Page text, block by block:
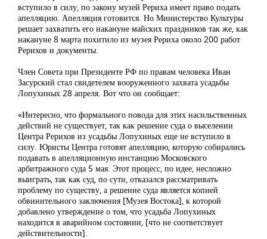
вступило в силу, по закону музей Рериха имеет право подать
апелляцию. Апелляция готовится. Но Министерство Культуры
решает захватить его накануне майских праздников так же, как
накануне 8 марта похитило из музея Рериха около 200 работ
Рерихов и документы.
Член Совета при Президенте РФ по правам человека Иван
Засурский стал свидетелем вооруженного захвата усадьбы
Лопухиных 28 апреля. Вот что он сообщает:
«Интересно, что формального повода для этих насильственных
действий не существует, так как решение суда о выселении
Центра Рерихов из усадьбы Лопухиных еще не вступило в
силу. Юристы Центра готовят апелляцию, которую собирались
подавать в апелляционную инстанцию Московского
арбитражного суда 5 мая. Этот процесс, по идее, несложно
выиграть, так как суд, по сути, отказался рассматривать
проблему по существу, а решение суда является копией
обвинительного заключения [Музея Востока], к которой
добавлено утверждение о том, что усадьба Лопухиных
находится в аварийном состоянии, [что не соответствует
действительности].